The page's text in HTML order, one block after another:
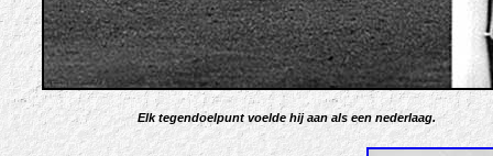
Elk tegendoelpunt voelde hij aan als een nederlaag.